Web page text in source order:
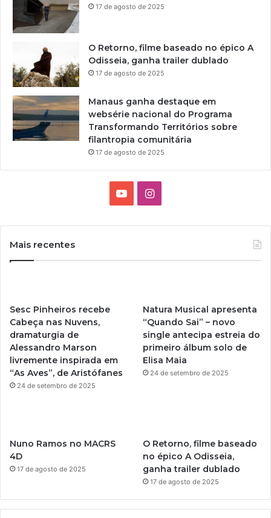
17 de agosto de 2025
O Retorno, filme baseado no épico A
Odisseia, ganha trailer dublado
17 de agosto de 2025
Manaus ganha destaque em
websérie nacional do Programa
Transformando Territórios sobre
filantropia comunitária
17 de agosto de 2025
T
I
t
g
r
a
Mais recentes
Sesc Pinheiros recebe
Cabeça nas Nuvens,
dramaturgia de
Alessandro Marson
livremente inspirada em
“As Aves”, de Aristófanes
24 de setembro de 2025
Natura Musical apresenta
“Quando Sai” – novo
single antecipa estreia do
primeiro álbum solo de
Elisa Maia
24 de setembro de 2025
Nuno Ramos no MACRS
4D
17 de agosto de 2025
O Retorno, filme baseado
no épico A Odisseia,
ganha trailer dublado
17 de agosto de 2025